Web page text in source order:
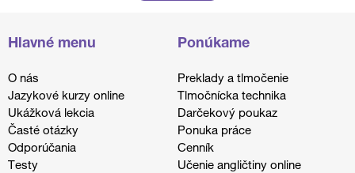
Hlavné menu
O nás
Jazykové kurzy online
Ukážková lekcia
Časté otázky
Odporúčania
Testy
Ponúkame
Preklady a tlmočenie
Tlmočnícka technika
Darčekový poukaz
Ponuka práce
Cenník
Učenie angličtiny online